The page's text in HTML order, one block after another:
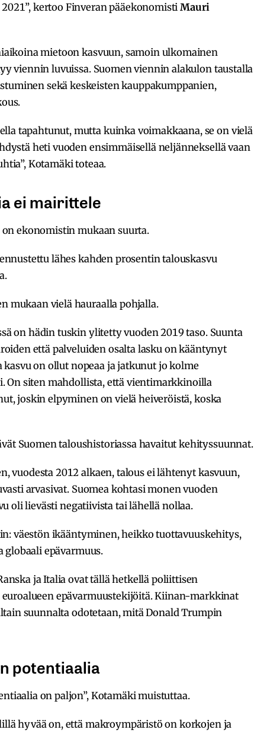
kertoo Finveran pääekonomistiMauri
mietoon kasvuun, samoin ulkomainen
viennin luvuissa. Suomen viennin alakulon taustalla
sekä keskeisten kauppakumppanien,
tapahtunut, mutta kuinka voimakkaana, se on vielä
heti vuoden ensimmäisellä neljänneksellä vaan
Kotamäki toteaa.
ei mairittele
ekonomistin mukaan suurta.
lähes kahden prosentin talouskasvu
mukaan vielä hauraalla pohjalla.
on hädin tuskin ylitetty vuoden 2019 taso. Suunta
että palveluiden osalta lasku on kääntynyt
on ollut nopeaa ja jatkunut jo kolme
On siten mahdollista, että vientimarkkinoilla
joskin elpyminen on vielä heiveröistä, koska
Suomen taloushistoriassa havaitut kehityssuunnat.
vuodesta 2012 alkaen, talous ei lähtenyt kasvuun,
arvasivat. Suomea kohtasi monen vuoden
oli lievästi negatiivista tai lähellä nollaa.
väestön ikääntyminen, heikko tuottavuuskehitys,
globaali epävarmuus.
ja Italia ovat tällä hetkellä poliittisen
epävarmuustekijöitä. Kiinan-markkinat
suunnalta odotetaan, mitä Donald Trumpin
potentiaalia
on paljon”, Kotamäki muistuttaa.
hyvää on, että makroympäristö on korkojen ja